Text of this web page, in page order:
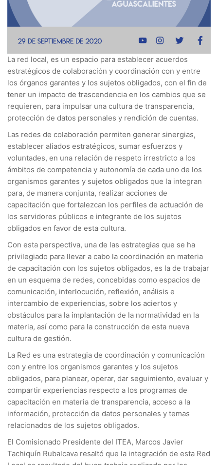
La red local, es un espacio para establecer acuerdos
estratégicos de colaboración y coordinación con y entre
los órganos garantes y los sujetos obligados, con el fin de
tener un impacto de trascendencia en los cambios que se
requieren, para impulsar una cultura de transparencia,
protección de datos personales y rendición de cuentas.
Las redes de colaboración permiten generar sinergias,
establecer aliados estratégicos, sumar esfuerzos y
voluntades, en una relación de respeto irrestricto a los
ámbitos de competencia y autonomía de cada uno de los
organismos garantes y sujetos obligados que la integran
para, de manera conjunta, realizar acciones de
capacitación que fortalezcan los perfiles de actuación de
los servidores públicos e integrante de los sujetos
obligados en favor de esta cultura.
Con esta perspectiva, una de las estrategias que se ha
privilegiado para llevar a cabo la coordinación en materia
de capacitación con los sujetos obligados, es la de trabajar
en un esquema de redes, concebidas como espacios de
comunicación, interlocución, reflexión, análisis e
intercambio de experiencias, sobre los aciertos y
obstáculos para la implantación de la normatividad en la
materia, así como para la construcción de esta nueva
cultura de gestión.
La Red es una estrategia de coordinación y comunicación
con y entre los organismos garantes y los sujetos
obligados, para planear, operar, dar seguimiento, evaluar y
compartir experiencias respecto a los programas de
capacitación en materia de transparencia, acceso a la
información, protección de datos personales y temas
relacionados de los sujetos obligados.
El Comisionado Presidente del ITEA, Marcos Javier
Tachiquín Rubalcava resaltó que la integración de esta Red